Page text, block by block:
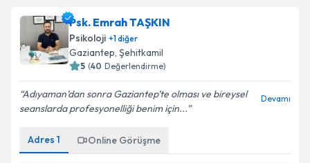
Psk. Emrah TAŞKIN
Psikoloji +1diğer
Gaziantep, Şehitkamil
5 (40 Değerlendirme)
Adıyaman’dan sonra Gaziantep’te olması ve bireysel
seanslarda profesyonelliği benim için...
Devamı
Adres 1 Online Görüşme